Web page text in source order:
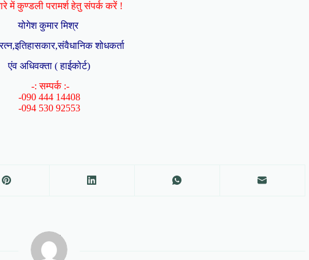
में कुण्डली परामर्श हेतु संपर्क करें !
योगेश कुमार मिश्र
शोधकर्ता
एंव अधिवक्ता ( हाईकोर्ट)
-: सम्पर्क :-
-090 444 14408
-094 530 92553